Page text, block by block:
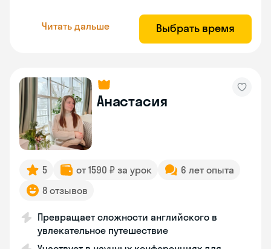
Читать дальше Выбрать время
Анастасия
5 от 1590 ₽ за урок
6 лет опыта
8 отзывов
Превращает сложности английского в
увлекательное путешествие